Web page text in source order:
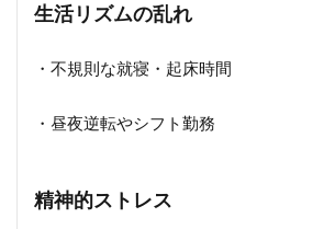
生活リズムの乱れ
・不規則な就寝・起床時間
・昼夜逆転やシフト勤務
精神的ストレス